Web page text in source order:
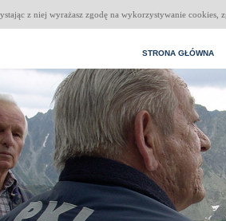
z niej wyrażasz zgodę na wykorzystywanie cookies,
STRONA GŁÓWNA